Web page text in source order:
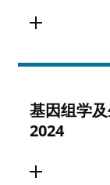
基因组学
2024